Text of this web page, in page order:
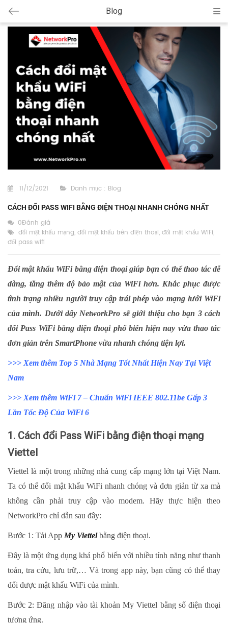
Blog
11/12/2021 Danh mục : Blog
CÁCH ĐỔI PASS WIFI BẰNG ĐIỆN THOẠI NHANH CHÓNG NHẤT
0Đánh giá
đổi mật khẩu mạng, đổi mật khẩu trên điện thoại, đổi mật khẩu WiFi,
đổi pass wifi
Đổi mật khẩu WiFi bằng điện thoại giúp bạn có thể thao tác dễ
dàng, tăng thêm độ bảo mật của WiFi hơn. Khắc phục được
tình trạng nhiều người truy cập trái phép vào mạng lưới WiFi
của mình. Dưới dây NetworkPro sẽ giới thiệu cho bạn 3 cách
đổi Pass WiFi bằng điện thoại phổ biến hiện nay vừa thao tác
đơn giản trên SmartPhone vừa nhanh chóng tiện lợi.
>>> Xem thêm Top 5 Nhà Mạng Tốt Nhất Hiện Nay Tại Việt
Nam
>>> Xem thêm WiFi 7 – Chuẩn WiFi IEEE 802.11be Gấp 3
Lần Tốc Độ Của WiFi 6
1. Cách đổi Pass WiFi bằng điện thoại mạng
Viettel
Viettel là một trong những nhà cung cấp mạng lớn tại Việt Nam.
Ta có thể đổi mật khẩu WiFi nhanh chóng và đơn giản từ xa mà
không cần phải truy cập vào modem. Hãy thực hiện theo
NetworkPro chỉ dẫn sau đây:
Bước 1: Tải App My Viettelbằng điện thoại.
Đây là một ứng dụng khá phổ biến với nhiều tính năng như thanh
toán, tra cứu, lưu trữ,… Và trong app này, bạn cũng có thể thay
đổi được mật khẩu WiFi của mình.
Bước 2: Đăng nhập vào tài khoản My Viettel bằng số điện thoại
tương ứng.